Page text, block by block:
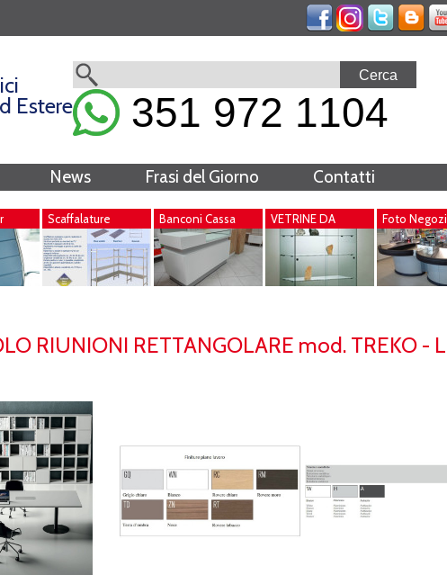
Estere 351 972 1104
News Frasi del Giorno Contatti
Scaffalature
Metalliche
Banconi Cassa
VETRINE DA
INTERNO
Foto Negozi
RIUNIONI RETTANGOLARE mod. TREKO - L